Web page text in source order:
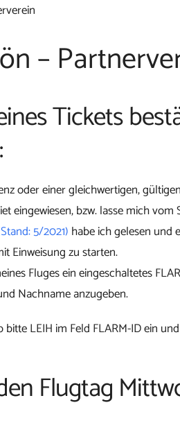
–
Tickets
oder einer gleichwertigen,
eingewiesen, bzw. lasse mich vom
5/2021) habe ich gelesen und
Einweisung zu starten.
Fluges ein eingeschaltetes
Nachname anzugeben.
LEIH im Feld FLARM-ID ein
Flugtag